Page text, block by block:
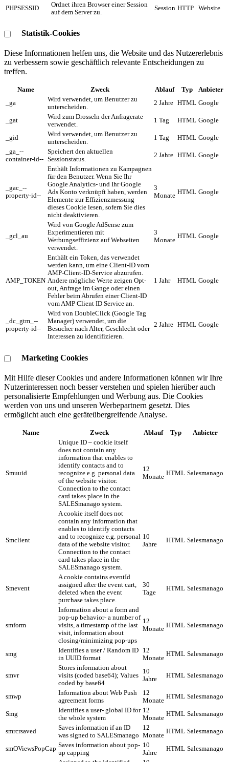
PHPSESSID
Ordnet ihren Browser einer Session
auf dem Server zu.
Session HTTP Website
Statistik-Cookies
Diese Informationen helfen uns, die Website und das Nutzererlebnis
zu verbessern sowie geschäftlich relevante Entscheidungen zu
treffen.
Name Zweck Ablauf Typ
Anbieter
_ga
Wird verwendet, um Benutzer zu
unterscheiden.
2 Jahre HTML Google
_gat
Wird zum Drosseln der Anfragerate
verwendet.
1 Tag HTML Google
_gid
Wird verwendet, um Benutzer zu
unterscheiden.
1 Tag HTML Google
_ga_--
container-id--
Speichert den aktuellen
Sessionstatus.
2 Jahre HTML Google
_gac_--
property-id--
Enthält Informationen zu Kampagnen
für den Benutzer. Wenn Sie Ihr
Google Analytics- und Ihr Google
Ads Konto verknüpft haben, werden
Elemente zur Effizienzmessung
dieses Cookie lesen, sofern Sie dies
nicht deaktivieren.
3
Monate HTML Google
_gcl_au
Wird von Google AdSense zum
Experimentieren mit
Werbungseffizienz auf Webseiten
verwendet.
3
Monate
HTML Google
AMP_TOKEN
Enthält ein Token, das verwendet
werden kann, um eine Client-ID vom
AMP-Client-ID-Service abzurufen.
Andere mögliche Werte zeigen Opt-
out, Anfrage im Gange oder einen
Fehler beim Abrufen einer Client-ID
vom AMP Client ID Service an.
1 Jahr HTML Google
_dc_gtm_--
property-id--
Wird von DoubleClick (Google Tag
Manager) verwendet, um die
Besucher nach Alter, Geschlecht oder
Interessen zu identifizieren.
2 Jahre HTML Google
Marketing Cookies
Mit Hilfe dieser Cookies und andere Informationen können wir Ihre
Nutzerinteressen noch besser verstehen und spielen hierüber auch
personalisierte Empfehlungen und Werbung aus. ​Die Cookies
werden von uns und unseren Werbepartnern gesetzt. Dies
ermöglicht auch eine geräteübergreifende Analyse.
Name Zweck Ablauf Typ Anbieter
Smuuid
Unique ID – cookie itself
does not contain any
information that enables to
identify contacts and to
recognize e.g. personal data
of the website visitor.
Connection to the contact
card takes place in the
SALESmanago system.
12
Monate HTML Salesmanago
Smclient
A cookie itself does not
contain any information that
enables to identify contacts
and to recognize e.g. personal
data of the website visitor.
Connection to the contact
card takes place in the
SALESmanago system.
10
Jahre
HTML Salesmanago
Smevent
A cookie contains eventId
assigned after the event cart,
deleted when the event
purchase takes place.
30
Tage
HTML Salesmanago
smform
Information about a form and
pop-up behavior- a number of
visits, a timestamp of the last
visit, information about
closing/minimizing pop-ups
12
Monate HTML Salesmanago
smg
Identifies a user / Random ID
in UUID format
12
Monate
HTML Salesmanago
smvr
Stores information about
visits (coded base64); Values
coded by base64
10
Jahre
HTML Salesmanago
smwp
Information about Web Push
agreement forms
12
Monate
HTML Salesmanago
Smg
Identifies a user- global ID for
the whole system
12
Monate
HTML Salesmanago
smrcrsaved
Saves information if an ID
was signed to SALESmanago
12
Monate
HTML Salesmanago
smOViewsPopCap Saves information about pop-
up capping
10
Jahre
HTML Salesmanago